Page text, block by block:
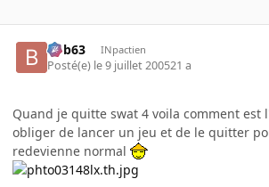
bob63 INpactien
Posté(e) le 9 juillet 200521 a
Quand je quitte swat 4 voila comment est
obliger de lancer un jeu et de le quitter
redevienne normal